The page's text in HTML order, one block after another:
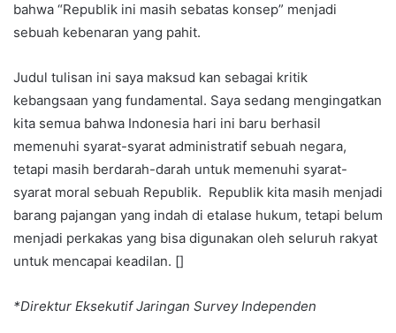
bahwa “Republik ini masih sebatas konsep” menjadi
sebuah kebenaran yang pahit.
Judul tulisan ini saya maksud kan sebagai kritik
kebangsaan yang fundamental. Saya sedang mengingatkan
kita semua bahwa Indonesia hari ini baru berhasil
memenuhi syarat-syarat administratif sebuah negara,
tetapi masih berdarah-darah untuk memenuhi syarat-
syarat moral sebuah Republik. Republik kita masih menjadi
barang pajangan yang indah di etalase hukum, tetapi belum
menjadi perkakas yang bisa digunakan oleh seluruh rakyat
untuk mencapai keadilan. []
*Direktur Eksekutif Jaringan Survey Independen